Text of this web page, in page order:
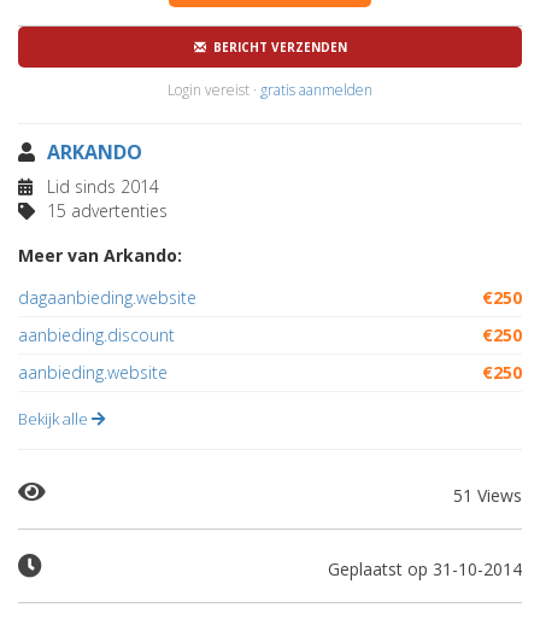
BERICHT VERZENDEN
Login vereist · gratis aanmelden
ARKANDO
Lid sinds 2014
15 advertenties
Meer van Arkando:
dagaanbieding.website
€250
aanbieding.discount
€250
aanbieding.website
€250
Bekijk alle
51 Views
Geplaatst op 31-10-2014